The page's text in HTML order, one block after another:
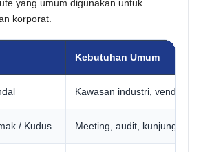
yang umum digunakan untuk
korporat.
Kebutuhan Umum
Kawasan industri, vendor,
/ Kudus Meeting, audit, kunjungan